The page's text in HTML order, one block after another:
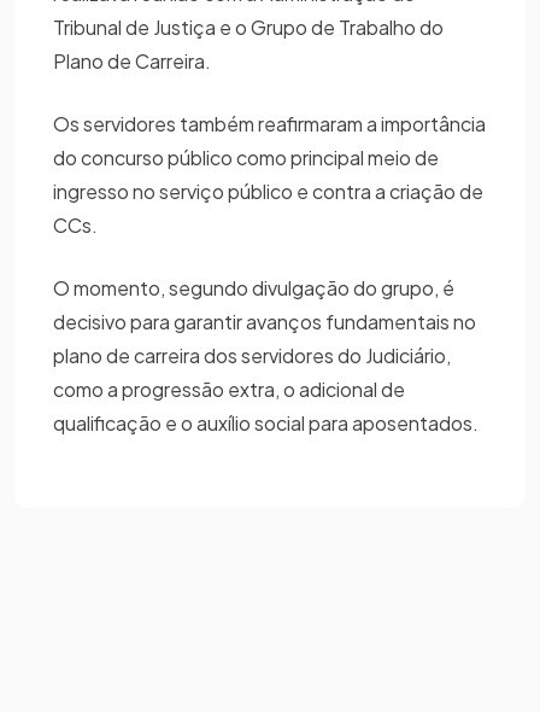
Tribunal de Justiça e o Grupo de Trabalho do
Plano de Carreira.
Os servidores também reafirmaram a importância
do concurso público como principal meio de
ingresso no serviço público e contra a criação de
CCs.
O momento, segundo divulgação do grupo, é
decisivo para garantir avanços fundamentais no
plano de carreira dos servidores do Judiciário,
como a progressão extra, o adicional de
qualificação e o auxílio social para aposentados.